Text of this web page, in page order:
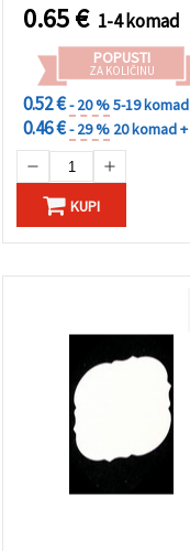
0.65€ 1-4 komad
POPUSTI
ZA KOLIČINU
0.52 €- 20 %5-19 komad
0.46 €- 29 % 20 komad +
KUPI